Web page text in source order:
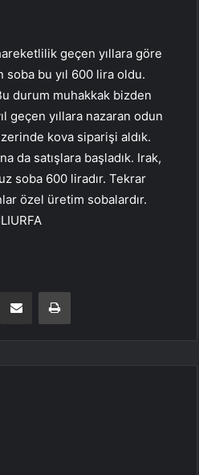
geçen yıllara göre
soba bu yıl 600 lira oldu.
durum muhakkak bizden
geçen yıllara nazaran odun
kova siparişi aldık.
da satışlara başladık. Irak,
soba 600 liradır. Tekrar
özel üretim sobalardır.
E-Posta ile paylaş Yazdır